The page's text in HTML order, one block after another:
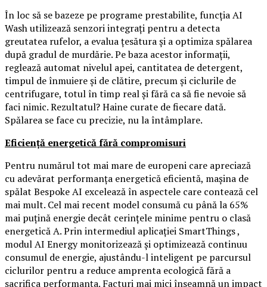
În loc să se bazeze pe programe prestabilite, funcția AI
Wash utilizează senzori integrați pentru a detecta
greutatea rufelor, a evalua țesătura și a optimiza spălarea
după gradul de murdărie. Pe baza acestor informații,
reglează automat nivelul apei, cantitatea de detergent,
timpul de înmuiere și de clătire, precum și ciclurile de
centrifugare, totul în timp real și fără ca să fie nevoie să
faci nimic. Rezultatul? Haine curate de fiecare dată.
Spălarea se face cu precizie, nu la întâmplare.
Eficiență energetică fără compromisuri
Pentru numărul tot mai mare de europeni care apreciază
cu adevărat performanța energetică eficientă, mașina de
spălat Bespoke AI excelează în aspectele care contează cel
mai mult. Cel mai recent model consumă cu până la 65%
mai puțină energie decât cerințele minime pentru o clasă
energetică A. Prin intermediul aplicației SmartThings ,
modul AI Energy monitorizează și optimizează continuu
consumul de energie, ajustându-l inteligent pe parcursul
ciclurilor pentru a reduce amprenta ecologică fără a
sacrifica performanța. Facturi mai mici înseamnă un impact